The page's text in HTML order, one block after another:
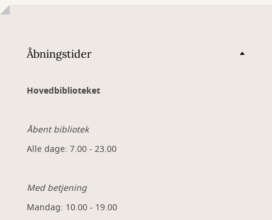
Åbningstider
Hovedbiblioteket
Åbent bibliotek
Alle dage: 7.00 - 23.00
Med betjening
Mandag: 10.00 - 19.00